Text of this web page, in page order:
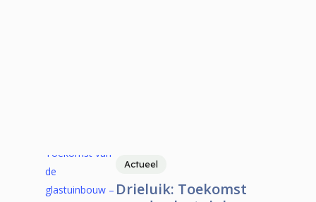
Actueel
Drieluik: Toekomst